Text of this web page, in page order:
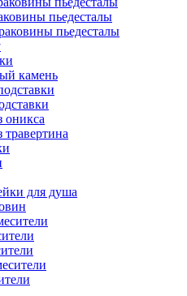
пьедесталы
пьедесталы
камень
оникса
для душа